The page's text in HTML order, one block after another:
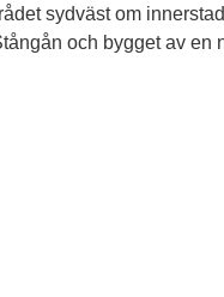
sydväst om
och bygget av